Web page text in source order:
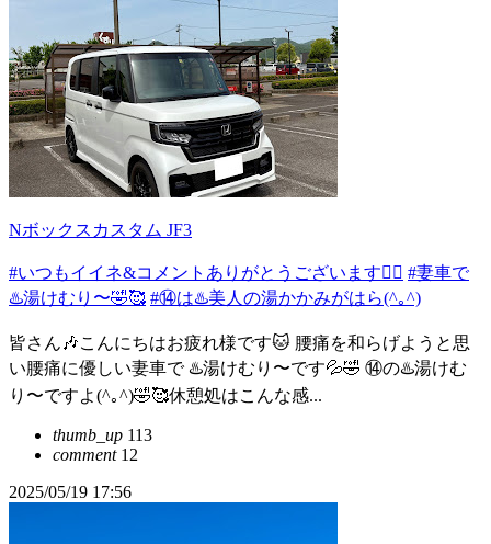
Nボックスカスタム JF3
#いつもイイネ&コメントありがとうございます🙇‍♂️ #妻車で
♨️湯けむり〜🤣🥰 #⑭は♨️美人の湯かかみがはら(^｡^)
皆さん🎶こんにちはお疲れ様です🐱 腰痛を和らげようと思
い腰痛に優しい妻車で ♨️湯けむり〜です💦🤣 ⑭の♨️湯けむ
り〜ですよ(^｡^)🤣🥰休憩処はこんな感...
thumb_up 113
comment12
2025/05/19 17:56